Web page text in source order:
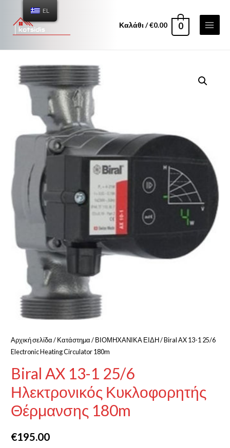
Καλάθι /€0.00 0
Αρχική σελίδα / Κατάστημα / ΒΙΟΜΗΧΑΝΙΚΑ ΕΙΔΗ/ Biral AX 13-1 25/6
Electronic Heating Circulator 180m
Biral AX 13-1 25/6
Ηλεκτρονικός Κυκλοφορητής
Θέρμανσης 180m
€195.00
EL